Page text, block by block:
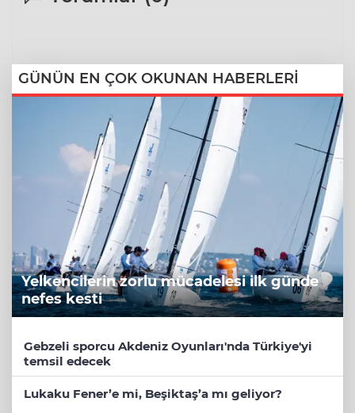
GÜNÜN EN ÇOK OKUNAN HABERLERİ
Yelkencilerin zorlu mücadelesi ilk günde
nefes kesti
Gebzeli sporcu Akdeniz Oyunları'nda Türkiye'yi
temsil edecek
Lukaku Fener’e mi, Beşiktaş’a mı geliyor?